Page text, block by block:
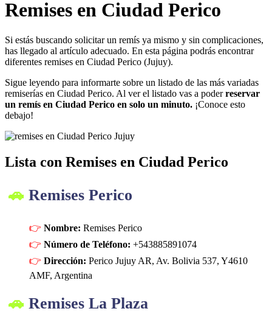
Remises en Ciudad Perico
Si estás buscando solicitar un remís ya mismo y sin complicaciones,
has llegado al artículo adecuado. En esta página podrás encontrar
diferentes remises en Ciudad Perico (Jujuy).
Sigue leyendo para informarte sobre un listado de las más variadas
remiserías en Ciudad Perico. Al ver el listado vas a poderreservar
un remís en Ciudad Perico en solo un minuto. ¡Conoce esto
debajo!
Lista con Remises en Ciudad Perico
Remises Perico
Nombre: Remises Perico
Número de Teléfono: +543885891074
Dirección: Perico Jujuy AR, Av. Bolivia 537, Y4610
AMF, Argentina
Remises La Plaza